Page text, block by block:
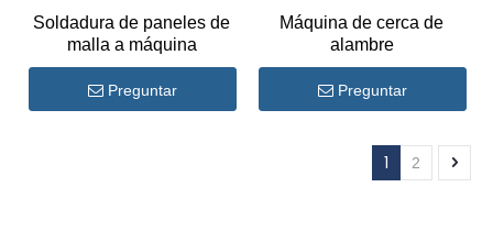
Soldadura de paneles de
malla a máquina
Preguntar
Máquina de cerca de
alambre
Preguntar
1 2